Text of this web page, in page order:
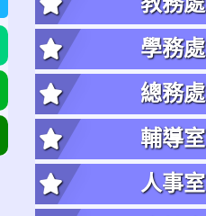
學務處
總務處
輔導室
人事室